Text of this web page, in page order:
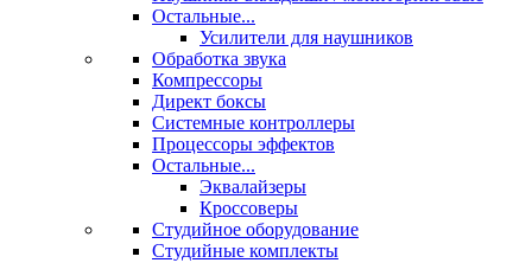
Остальные...
Усилители для наушников
Обработка звука
Компрессоры
Директ боксы
Системные контроллеры
Процессоры эффектов
Остальные...
Эквалайзеры
Кроссоверы
Студийное оборудование
Студийные комплекты